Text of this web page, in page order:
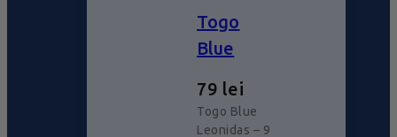
Togo
Blue
79 lei
Togo Blue
Leonidas – 9